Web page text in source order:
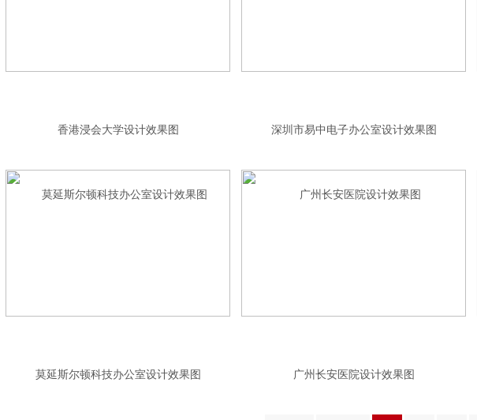
香港浸会大学设计效果图 深圳市易中电子办公室设计效果图
莫延斯尔顿科技办公室设计效果图 广州长安医院设计效果图